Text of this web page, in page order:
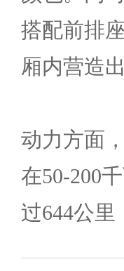
搭配前排
厢内营造
动力方面
在50-200
过644公